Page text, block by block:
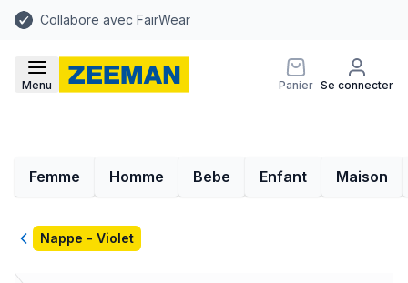
Collabore avec FairWear
Menu Panier Se connecter
Femme Homme Bebe Enfant Maison
RetourNappe - Violet